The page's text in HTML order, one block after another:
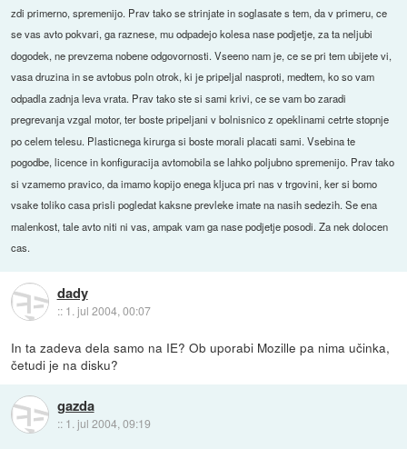
zdi primerno, spremenijo. Prav tako se strinjate in soglasate s tem, da v primeru, ce
se vas avto pokvari, ga raznese, mu odpadejo kolesa nase podjetje, za ta neljubi
dogodek, ne prevzema nobene odgovornosti. Vseeno nam je, ce se pri tem ubijete vi,
vasa druzina in se avtobus poln otrok, ki je pripeljal nasproti, medtem, ko so vam
odpadla zadnja leva vrata. Prav tako ste si sami krivi, ce se vam bo zaradi
pregrevanja vzgal motor, ter boste pripeljani v bolnisnico z opeklinami cetrte stopnje
po celem telesu. Plasticnega kirurga si boste morali placati sami. Vsebina te
pogodbe, licence in konfiguracija avtomobila se lahko poljubno spremenijo. Prav tako
si vzamemo pravico, da imamo kopijo enega kljuca pri nas v trgovini, ker si bomo
vsake toliko casa prisli pogledat kaksne prevleke imate na nasih sedezih. Se ena
malenkost, tale avto niti ni vas, ampak vam ga nase podjetje posodi. Za nek dolocen
cas.
dady
:: 1. jul 2004, 00:07
In ta zadeva dela samo na IE? Ob uporabi Mozille pa nima učinka,
četudi je na disku?
gazda
:: 1. jul 2004, 09:19